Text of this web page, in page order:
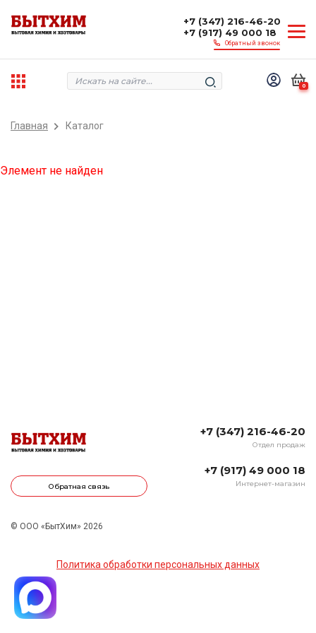
+7 (347) 216-46-20
+7 (917) 49 000 18
Обратный звонок
0
Главная Каталог
Элемент не найден
Обратная связь
+7 (347) 216-46-20
Отдел продаж
+7 (917) 49 000 18
Интернет-магазин
© ООО «БытХим» 2026
Политика обработки персональных данных